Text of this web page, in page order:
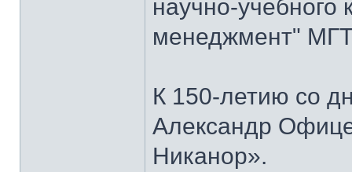
научно-
менеджмент"
К 150-летию со
Александр
Никанор».